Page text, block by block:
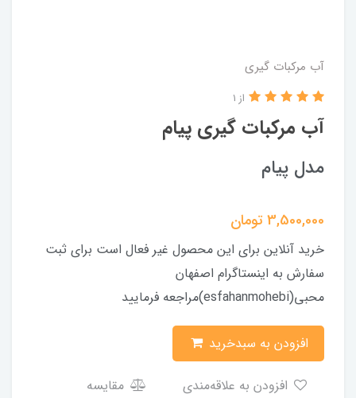
آب مرکبات گیری
آب مرکبات گیری پیام
از 1
مدل پیام
3,500,000تومان
خرید آنلاین برای این محصول غیر فعال است برای ثبت
سفارش به اینستاگرام اصفهان
محبی(esfahanmohebi)مراجعه فرمایید
افزودن به سبدخرید
مقایسه